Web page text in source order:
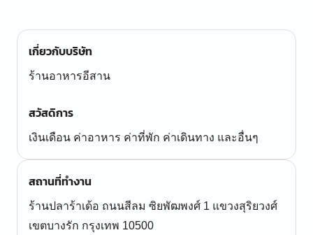
เกี่ยวกับบริษัท
ร้านอาหารอีสาน
สวัสดิการ
เงินเดือน ค่าอาหาร ค่าที่พัก ค่าเดินทาง และอื่นๆ
สถานที่ทำงาน
ร้านปลาร้าเด้อ ถนนสีลม ซิยพัฒพงศ์ 1 แขวงสุริยวงศ์
เขตบางรัก กรุงเทพ 10500